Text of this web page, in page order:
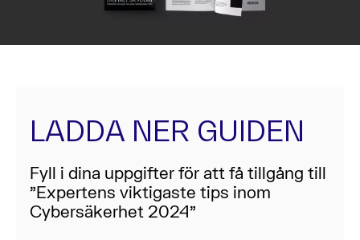
LADDA NER GUIDEN
Fyll i dina uppgifter för att få tillgång till
”Expertens viktigaste tips inom
Cybersäkerhet 2024”